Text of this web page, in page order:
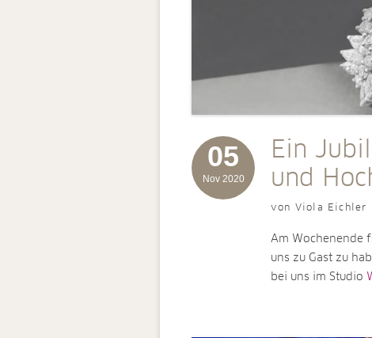
05
Nov 2020
Ein
und
von Viola Eichler
Am Wochenende
uns zu Gast zu
bei uns im Studio